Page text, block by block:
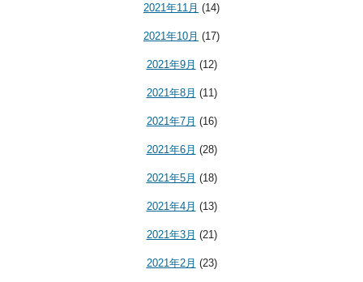
2021年11月 (14)
2021年10月 (17)
2021年9月 (12)
2021年8月 (11)
2021年7月 (16)
2021年6月 (28)
2021年5月 (18)
2021年4月 (13)
2021年3月 (21)
2021年2月 (23)